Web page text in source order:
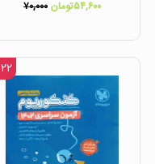
۵۴,۶۰۰تومان ۷۰,۰۰۰
۲۲ %